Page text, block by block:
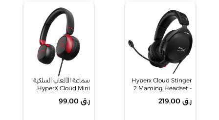
Hyperx Cloud Stinger
2 Maming Headset -
ر.ق 219.00
سماعة الألعاب السلكية
HyperX Cloud Mini،
ر.ق 99.00